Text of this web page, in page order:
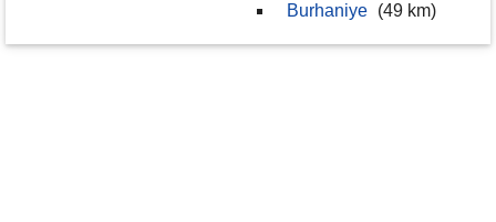
Burhaniye (49 km)